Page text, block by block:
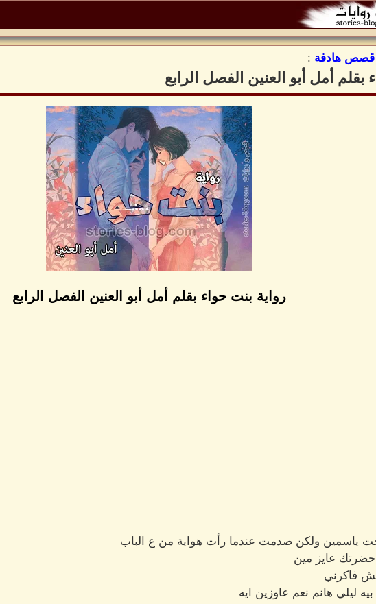
قصص هادفة :
بقلم أمل أبو العنين الفصل الرابع
رواية بنت حواء بقلم أمل أبو العنين الفصل الرابع
ياسمين ولكن صدمت عندما رأت هواية من ع الباب
عايز مين
فاكرني
ليلي هانم نعم عاوزين ايه